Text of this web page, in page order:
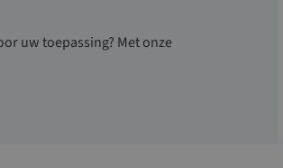
uw toepassing? Met onze